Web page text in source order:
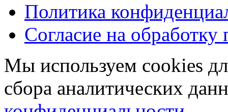
Политика
Согласие на
Мы используем cookies
сбора аналитических